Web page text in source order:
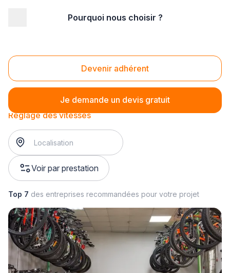
Pourquoi nous choisir ?
Devenir adhérent
Je demande un devis gratuit
Réglage des vitesses
Réglage des vitesses
Voir par prestation
Top 7 des entreprises recommandées pour votre projet